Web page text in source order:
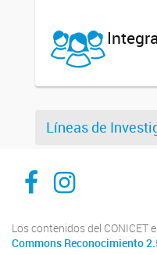
Líneas de
ibam-facebook
ibam-instagram
Los contenidos del CONICET
Commons Reconocimiento